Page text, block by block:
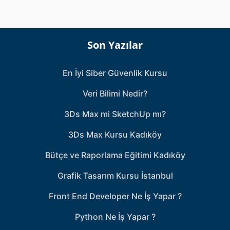
Son Yazılar
En İyi Siber Güvenlik Kursu
Veri Bilimi Nedir?
3Ds Max mi SketchUp mı?
3Ds Max Kursu Kadıköy
Bütçe ve Raporlama Eğitimi Kadıköy
Grafik Tasarım Kursu İstanbul
Front End Developer Ne İş Yapar ?
Python Ne İş Yapar ?